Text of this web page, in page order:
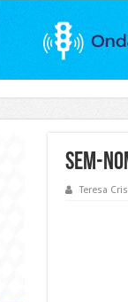
Sem-
Teresa